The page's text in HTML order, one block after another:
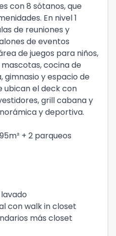
con 8 sótanos, que
En nivel 1
de reuniones y
de eventos
de juegos para niños,
cocina de
gimnasio y espacio de
ubican el deck con
grill cabana y
y deportiva.
+ 2 parqueos
con walk in closet
más closet